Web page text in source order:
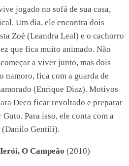
jogado no sofá de sua casa,
Um dia, ele encontra dois
Zoé (Leandra Leal) e o cachorro
que fica muito animado. Não
a viver junto, mas dois
namoro, fica com a guarda de
(Enrique Diaz). Motivos
Deco ficar revoltado e preparar
Para isso, ele conta com a
(Danilo Gentili).
O Campeão (2010)